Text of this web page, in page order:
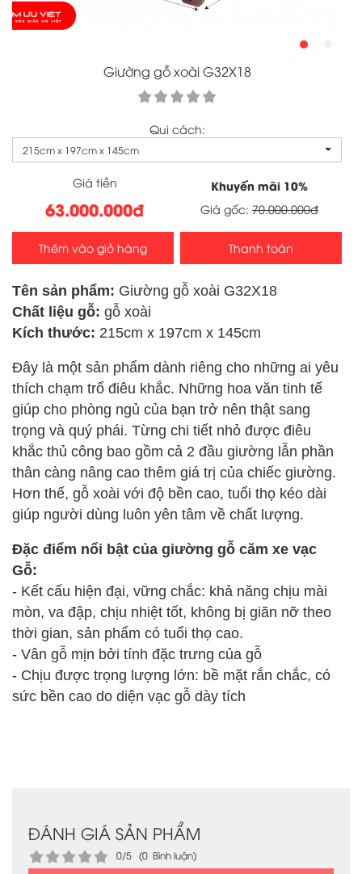
Giường gỗ xoài G32X18
Qui cách:
215cm x 197cm x 145cm
Giá tiền
63.000.000đ
Khuyến mãi 10%
Giá gốc: 70.000.000đ
Thêm vào giỏ hàng Thanh toán
Tên sản phẩm: Giường gỗ xoài G32X18
Chất liệu gỗ: gỗ xoài
Kích thước: 215cm x 197cm x 145cm
Đây là một sản phẩm dành riêng cho những ai yêu
thích chạm trổ điêu khắc. Những hoa văn tinh tế
giúp cho phòng ngủ của bạn trở nên thật sang
trọng và quý phái. Từng chi tiết nhỏ được điêu
khắc thủ công bao gồm cả 2 đầu giường lẫn phần
thân càng nâng cao thêm giá trị của chiếc giường.
Hơn thế, gỗ xoài với độ bền cao, tuổi thọ kéo dài
giúp người dùng luôn yên tâm về chất lượng.
Đặc điểm nổi bật của giường gỗ căm xe vạc
Gỗ:
- Kết cấu hiện đại, vững chắc: khả năng chịu mài
mòn, va đập, chịu nhiệt tốt, không bị giãn nỡ theo
thời gian, sản phẩm có tuổi thọ cao.
- Vân gỗ mịn bởi tính đặc trưng của gỗ
- Chịu được trọng lượng lớn: bề mặt rắn chắc, có
sức bền cao do diện vạc gỗ dày tích
ĐÁNH GIÁ SẢN PHẨM
0/5 (0 Bình luận)